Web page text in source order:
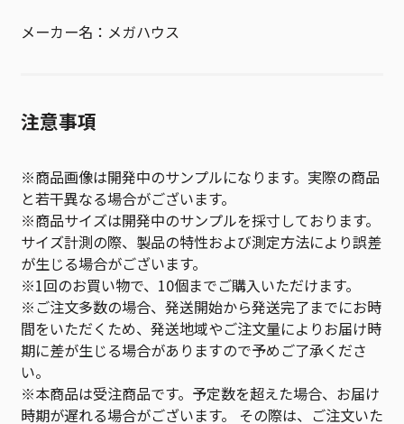
メーカー名：メガハウス
注意事項
※商品画像は開発中のサンプルになります。実際の商品
と若干異なる場合がございます。
※商品サイズは開発中のサンプルを採寸しております。
サイズ計測の際、製品の特性および測定方法により誤差
が生じる場合がございます。
※1回のお買い物で、10個までご購入いただけます。
※ご注文多数の場合、発送開始から発送完了までにお時
間をいただくため、発送地域やご注文量によりお届け時
期に差が生じる場合がありますので予めご了承くださ
い。
※本商品は受注商品です。予定数を超えた場合、お届け
時期が遅れる場合がございます。 その際は、ご注文いた